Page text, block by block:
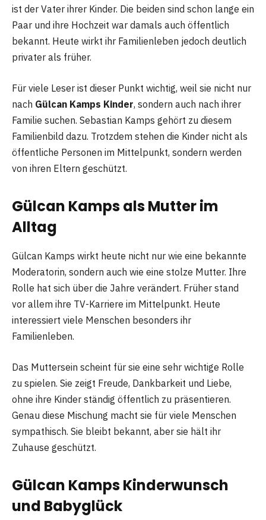
ist der Vater ihrer Kinder. Die beiden sind schon lange ein
Paar und ihre Hochzeit war damals auch öffentlich
bekannt. Heute wirkt ihr Familienleben jedoch deutlich
privater als früher.
Für viele Leser ist dieser Punkt wichtig, weil sie nicht nur
nach Gülcan Kamps Kinder, sondern auch nach ihrer
Familie suchen. Sebastian Kamps gehört zu diesem
Familienbild dazu. Trotzdem stehen die Kinder nicht als
öffentliche Personen im Mittelpunkt, sondern werden
von ihren Eltern geschützt.
Gülcan Kamps als Mutter im
Alltag
Gülcan Kamps wirkt heute nicht nur wie eine bekannte
Moderatorin, sondern auch wie eine stolze Mutter. Ihre
Rolle hat sich über die Jahre verändert. Früher stand
vor allem ihre TV-Karriere im Mittelpunkt. Heute
interessiert viele Menschen besonders ihr
Familienleben.
Das Muttersein scheint für sie eine sehr wichtige Rolle
zu spielen. Sie zeigt Freude, Dankbarkeit und Liebe,
ohne ihre Kinder ständig öffentlich zu präsentieren.
Genau diese Mischung macht sie für viele Menschen
sympathisch. Sie bleibt bekannt, aber sie hält ihr
Zuhause geschützt.
Gülcan Kamps Kinderwunsch
und Babyglück